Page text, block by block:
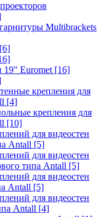
Multibrackets
[6]
19" Euromet [16]
крепления для
[4]
крепления для
[10]
для видеостен
Antall [5]
для видеостен
типа Antall [5]
для видеостен
Antall [5]
для видеостен
Antall [4]